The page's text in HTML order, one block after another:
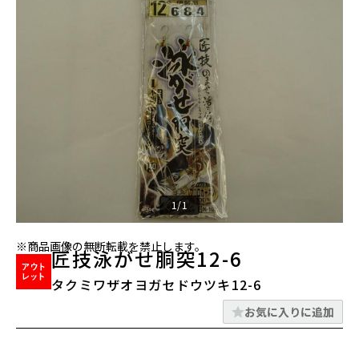
1/1
※商品画像の無断転載を禁止します。
匠技泳がせ胴突12-6
タクミワザオヨガセドウツキ12-6
お気に入りに追加